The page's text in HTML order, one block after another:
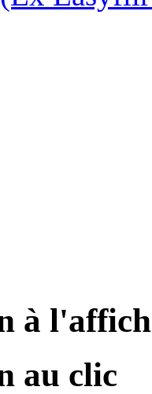
à
au clic